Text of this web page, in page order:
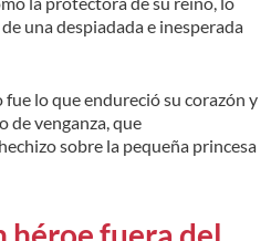
una despiadada e inesperada
lo que endureció su corazón y
de venganza, que
sobre la pequeña princesa